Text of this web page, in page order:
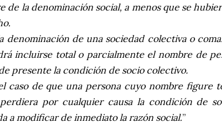
de la denominación social, a menos que se
denominación de una sociedad colectiva o
incluirse total o parcialmente el nombre de
presente la condición de socio colectivo.
caso de que una persona cuyo nombre figure
por cualquier causa la condición de
a modificar de inmediato la razón social.”